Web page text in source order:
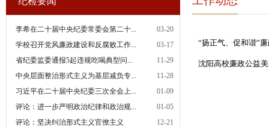
李希在二十届中央纪委常委会第二十...
03-20
学校召开党风廉政建设和反腐败工作...
03-17
省纪委监委通报5起违规吃喝典型问...
11-29
中央层面整治形式主义为基层减负专...
11-28
习近平在二十届中央纪委三次全会上...
01-09
评论：进一步严明政治纪律和政治规...
01-05
评论：坚决纠治形式主义官僚主义
12-21
“扬正气、促和谐”
沈阳高校廉政公益